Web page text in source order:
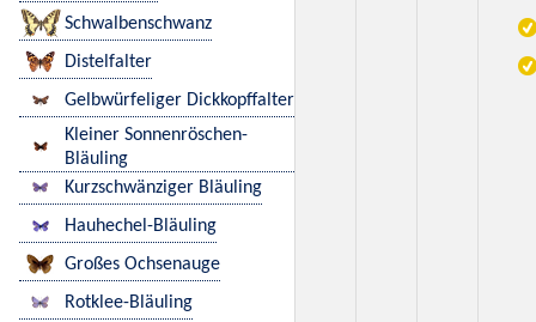
Schwalbenschwanz
Distelfalter
Gelbwürfeliger Dickkopffalter
Kleiner Sonnenröschen-
Bläuling
Kurzschwänziger Bläuling
Hauhechel-Bläuling
Großes Ochsenauge
Rotklee-Bläuling